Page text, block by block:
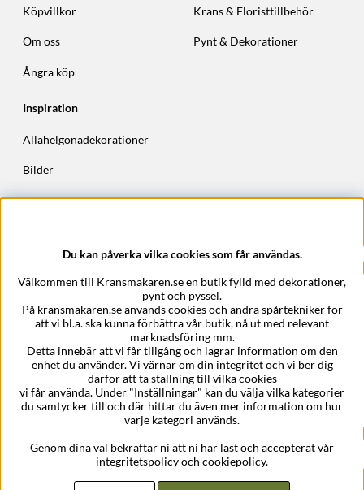
Köpvillkor
Om oss
Ångra köp
Krans & Floristtillbehör
Pynt & Dekorationer
Inspiration
Allahelgonadekorationer
Bilder
Höstkransar
Epost:support@kransmakaren.se
Du kan påverka vilka cookies som får användas.
Välkommen till Kransmakaren.se en butik fylld med dekorationer,
pynt och pyssel.
På kransmakaren.se används cookies och andra spårtekniker för
att vi bl.a. ska kunna förbättra vår butik, nå ut med relevant
marknadsföring mm.
Detta innebär att vi får tillgång och lagrar information om den
enhet du använder. Vi värnar om din integritet och vi ber dig
därför att ta ställning till vilka cookies
vi får använda. Under "Inställningar" kan du välja vilka kategorier
du samtycker till och där hittar du även mer information om hur
varje kategori används.
Genom dina val bekräftar ni att ni har läst och accepterat vår
integritetspolicy och cookiepolicy.